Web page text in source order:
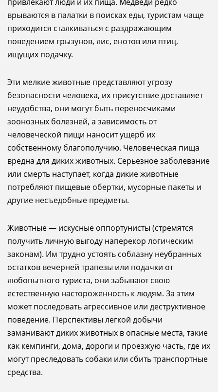
врываются в палатки в поисках еды, туристам чаще
приходится сталкиваться с раздражающим
поведением грызунов, лис, енотов или птиц,
ищущих подачку.
Эти мелкие животные представляют угрозу
безопасности человека, их присутствие доставляет
неудобства, они могут быть переносчиками
зоонозных болезней, а зависимость от
человеческой пищи наносит ущерб их
собственному благополучию. Человеческая пища
вредна для диких животных. Серьезное заболевание
или смерть наступает, когда дикие животные
потребляют пищевые обертки, мусорные пакеты и
другие несъедобные предметы.
Животные — искусные оппортунисты (стремятся
получить личную выгоду наперекор логическим
законам). Им трудно устоять соблазну неубранных
остатков вечерней трапезы или подачки от
любопытного туриста, они забывают свою
естественную настороженность к людям. За этим
может последовать агрессивное или деструктивное
поведение. Перспективы легкой добычи
заманивают диких животных в опасные места, такие
как кемпинги, дома, дороги и проезжую часть, где их
могут преследовать собаки или сбить транспортные
средства.